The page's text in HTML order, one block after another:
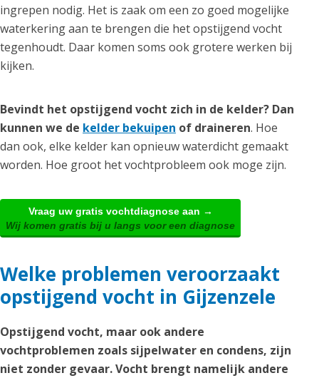
ingrepen nodig. Het is zaak om een zo goed mogelijke
waterkering aan te brengen die het opstijgend vocht
tegenhoudt. Daar komen soms ook grotere werken bij
kijken.
Bevindt het opstijgend vocht zich in de kelder? Dan
kunnen we de kelder bekuipen of draineren. Hoe
dan ook, elke kelder kan opnieuw waterdicht gemaakt
worden. Hoe groot het vochtprobleem ook moge zijn.
Vraag uw gratis vochtdiagnose aan →
Wij komen gratis bij u langs voor een diagnose
Welke problemen veroorzaakt
opstijgend vocht in Gijzenzele
Opstijgend vocht, maar ook andere
vochtproblemen zoals sijpelwater en condens, zijn
niet zonder gevaar. Vocht brengt namelijk andere